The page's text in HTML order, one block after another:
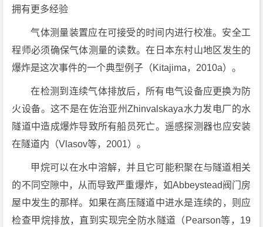
拥有更多经验
气体测量装置应在可接受的时间内进行校准。安全工
程师必须确保气体测量的读数。在日本东村山地区发生的
爆炸是这次事件的一个典型例子（Kitajima，2010a）。
在检测到连续气体排放后，所有电气设备应更换为防
火设备。这不是在佐治亚州Zhinvalskaya水力发电厂的水
隧道中造成爆炸导致所有船员死亡。遥感探测器也应安装
在隧道内（Vlasov等，2001）。
甲烷可以在水中溶解，并且它可能积聚在与隧道相关
的不同空隙中，从而导致严重爆炸，如Abbeystead阀门房
屋中发生的那样。如果在高压隧道中进水是连续的，则应
检查甲烷排放，直到实现完全防水隧道（Pearson等，19